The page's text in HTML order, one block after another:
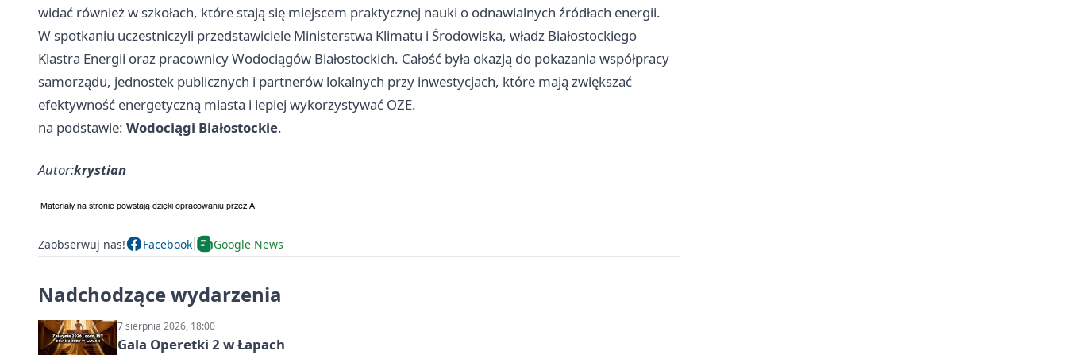
widać również w szkołach, które stają się miejscem praktycznej nauki o odnawialnych źródłach energii.
W spotkaniu uczestniczyli przedstawiciele Ministerstwa Klimatu i Środowiska, władz Białostockiego
Klastra Energii oraz pracownicy Wodociągów Białostockich. Całość była okazją do pokazania współpracy
samorządu, jednostek publicznych i partnerów lokalnych przy inwestycjach, które mają zwiększać
efektywność energetyczną miasta i lepiej wykorzystywać OZE.
na podstawie: Wodociągi Białostockie.
Autor:krystian
Zaobserwuj nas! Facebook Google News
Nadchodzące wydarzenia
7 sierpnia 2026, 18:00
Gala Operetki 2 w Łapach